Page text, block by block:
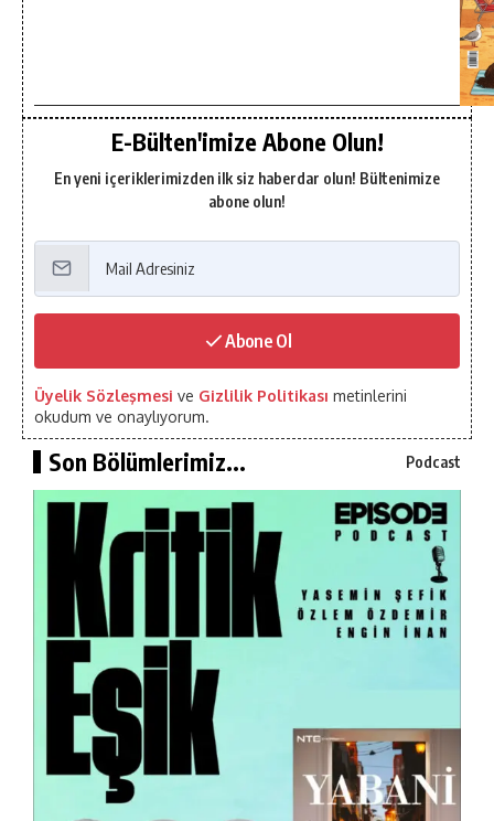
E-Bülten'imize Abone Olun!
En yeni içeriklerimizden ilk siz haberdar olun! Bültenimize
abone olun!
Abone Ol
Üyelik Sözleşmesi ve Gizlilik Politikası metinlerini
okudum ve onaylıyorum.
Son Bölümlerimiz... Podcast